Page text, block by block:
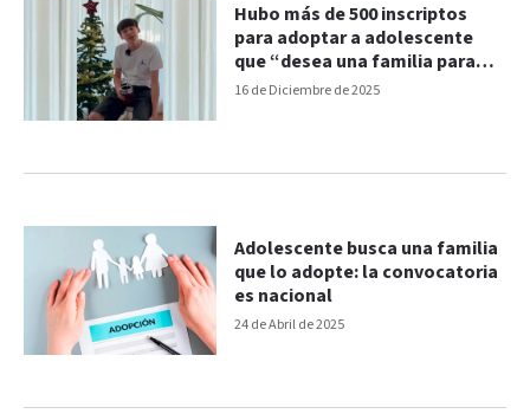
16 de Diciembre de 2025
Hubo más de 500 inscriptos
para adoptar a adolescente
que “desea una familia para
Navidad”
24 de Abril de 2025
Adolescente busca una familia
que lo adopte: la convocatoria
es nacional